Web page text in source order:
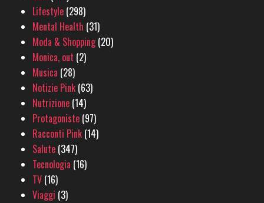
Lifestyle (298)
Mental Health (31)
Moda & Shopping(20)
Monica, out (2)
Musica (28)
Notizie Pink (63)
Nutrizione (14)
Protagoniste (97)
Racconti Pink (14)
Salute (347)
Tecnologia (16)
TV (16)
Viaggi (3)